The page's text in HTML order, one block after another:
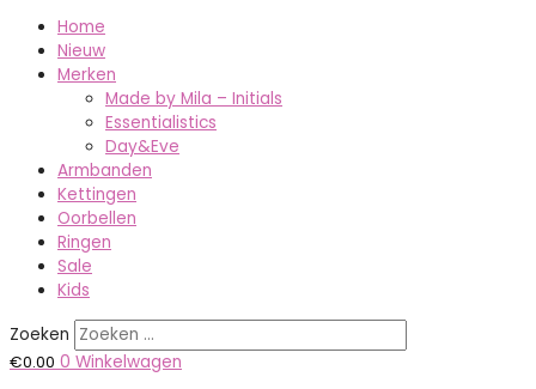
Home
Nieuw
Merken
Made by Mila – Initials
Essentialistics
Day&Eve
Armbanden
Kettingen
Oorbellen
Ringen
Sale
Kids
Zoeken
€0.00 0 Winkelwagen